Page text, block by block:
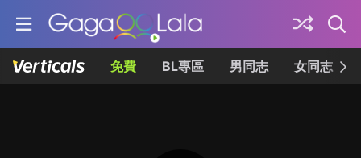
免費 BL專區 男同志 女同志